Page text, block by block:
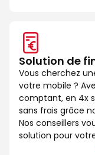
Solution de
Vous cherchez
votre mobile ?
comptant, en 4x
sans frais grâce
Nos conseillers
solution pour